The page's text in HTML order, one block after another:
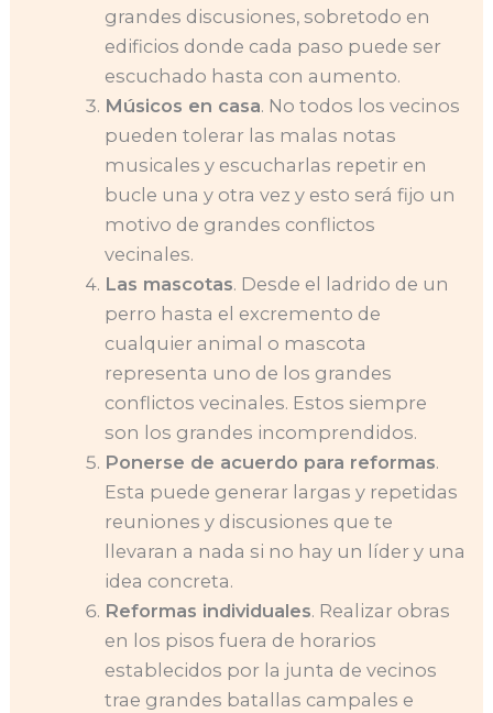
grandes discusiones, sobretodo en
edificios donde cada paso puede ser
escuchado hasta con aumento.
Músicos en casa. No todos los vecinos
pueden tolerar las malas notas
musicales y escucharlas repetir en
bucle una y otra vez y esto será fijo un
motivo de grandes conflictos
vecinales.
Las mascotas. Desde el ladrido de un
perro hasta el excremento de
cualquier animal o mascota
representa uno de los grandes
conflictos vecinales. Estos siempre
son los grandes incomprendidos.
Ponerse de acuerdo para reformas.
Esta puede generar largas y repetidas
reuniones y discusiones que te
llevaran a nada si no hay un líder y una
idea concreta.
Reformas individuales. Realizar obras
en los pisos fuera de horarios
establecidos por la junta de vecinos
trae grandes batallas campales e